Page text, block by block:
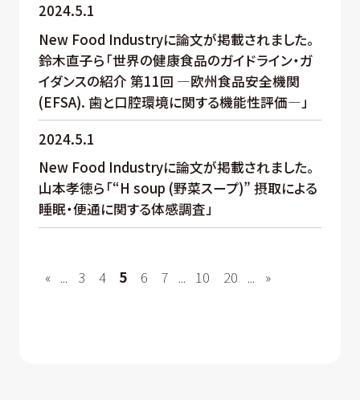
2024.5.1
New Food Industryに論文が掲載されました。
鈴木直子ら「世界の健康食品のガイドライン・ガ
イダンスの紹介 第11回 ―欧州食品安全機関
(EFSA). 歯と口腔環境に関する機能性評価―」
2024.5.1
New Food Industryに論文が掲載されました。
山本孝徳ら「“H soup (野菜スープ)” 摂取による
睡眠・便通に関する体感調査」
« ... 3 4 5 6 7 ... 10 20 ... »